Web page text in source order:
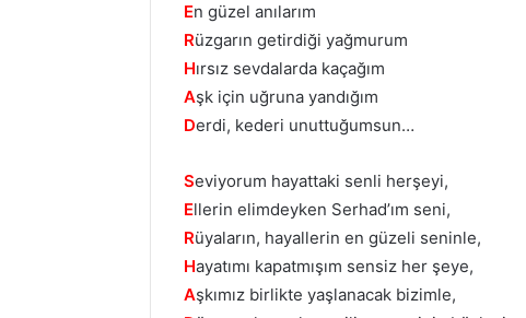
En güzel anılarım
Rüzgarın getirdiği yağmurum
Hırsız sevdalarda kaçağım
Aşk için uğruna yandığım
Derdi, kederi unuttuğumsun…
Seviyorum hayattaki senli herşeyi,
Ellerin elimdeyken Serhad’ım seni,
Rüyaların, hayallerin en güzeli seninle,
Hayatımı kapatmışım sensiz her şeye,
Aşkımız birlikte yaşlanacak bizimle,